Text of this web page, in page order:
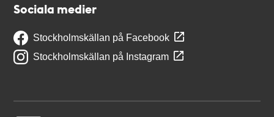
Sociala medier
Stockholmskällan på Facebook
Stockholmskällan på Instagram